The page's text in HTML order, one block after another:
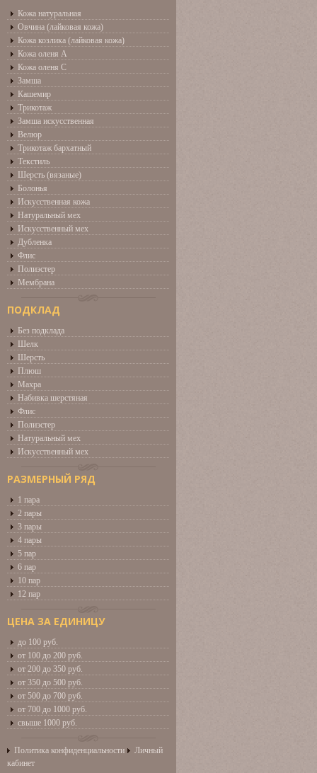
Кожа натуральная
Овчина (лайковая кожа)
Кожа козлика (лайковая кожа)
Кожа оленя А
Кожа оленя С
Замша
Кашемир
Трикотаж
Замша искусственная
Велюр
Трикотаж бархатный
Текстиль
Шерсть (вязаные)
Болонья
Искусственная кожа
Натуральный мех
Искусственный мех
Дубленка
Флис
Полиэстер
Мембрана
ПОДКЛАД
Без подклада
Шелк
Шерсть
Плюш
Махра
Набивка шерстяная
Флис
Полиэстер
Натуральный мех
Искусственный мех
РАЗМЕРНЫЙ РЯД
1 пара
2 пары
3 пары
4 пары
5 пар
6 пар
10 пар
12 пар
ЦЕНА ЗА ЕДИНИЦУ
до 100 руб.
от 100 до 200 руб.
от 200 до 350 руб.
от 350 до 500 руб.
от 500 до 700 руб.
от 700 до 1000 руб.
свыше 1000 руб.
Политика конфиденциальности
Личный
кабинет